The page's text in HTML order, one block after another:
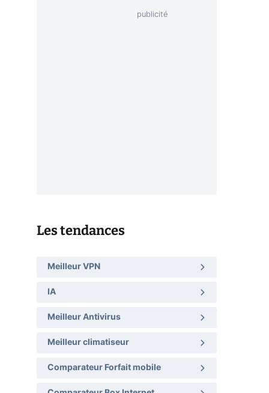
Les tendances
Meilleur VPN
IA
Meilleur Antivirus
Meilleur climatiseur
Comparateur Forfait mobile